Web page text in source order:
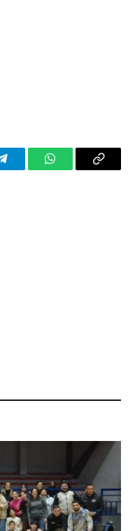
TelegramWhatsAppCopy